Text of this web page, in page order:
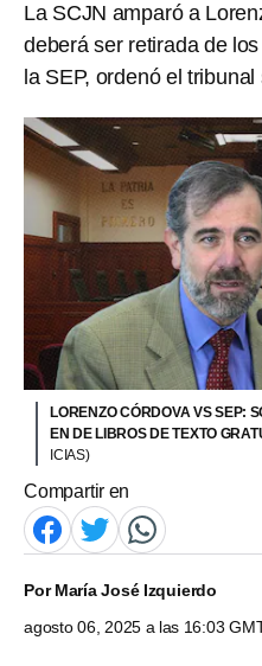
La SCJN amparó a
deberá ser retirada de
la SEP, ordenó el
LORENZO CÓRDOVA VS SEP:
EN DE LIBROS DE TEXTO
ICIAS)
Compartir en
PorMaría José Izquierdo
agosto 06, 2025 a las 16:03